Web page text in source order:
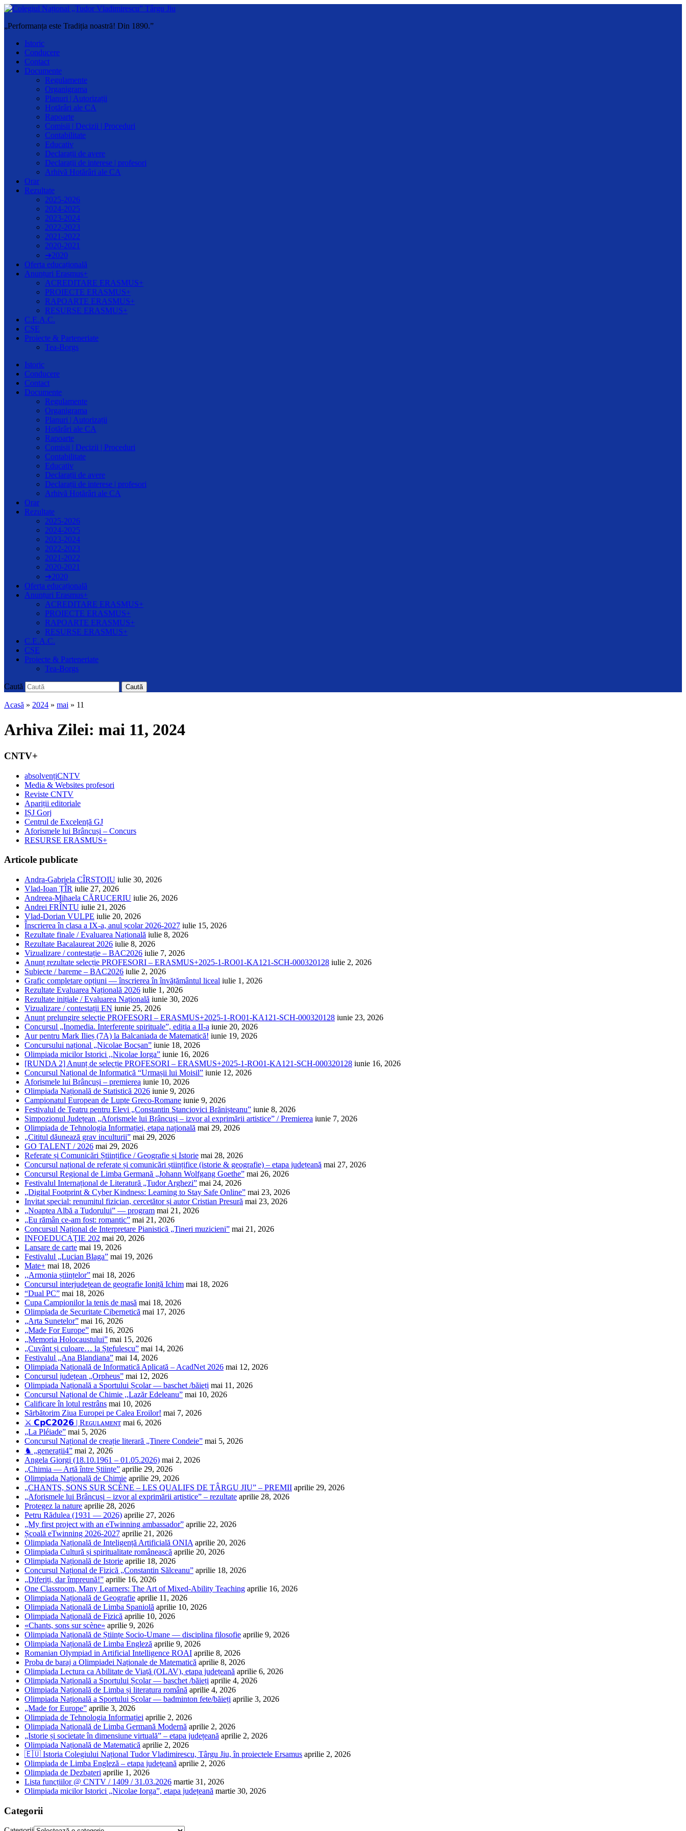
„Performanța este Tradiția noastră! Din 1890.”
Istoric
Conducere
Contact
Documente
Regulamente
Organigrama
Planuri | Autorizații
Hotărâri ale CA
Rapoarte
Comisii | Decizii | Proceduri
Contabilitate
Educativ
Declarații de avere
Declarații de interese | profesori
Arhivă Hotărâri ale CA
Orar
Rezultate
2025-2026
2024-2025
2023-2024
2022-2023
2021-2022
2020-2021
➔2020
Oferta educațională
Anunțuri Erasmus+
ACREDITARE ERASMUS+
PROIECTE ERASMUS+
RAPOARTE ERASMUS+
RESURSE ERASMUS+
C.E.A.C.
CȘE
Proiecte & Parteneriate
Tea-Borgs
Istoric
Conducere
Contact
Documente
Regulamente
Organigrama
Planuri | Autorizații
Hotărâri ale CA
Rapoarte
Comisii | Decizii | Proceduri
Contabilitate
Educativ
Declarații de avere
Declarații de interese | profesori
Arhivă Hotărâri ale CA
Orar
Rezultate
2025-2026
2024-2025
2023-2024
2022-2023
2021-2022
2020-2021
➔2020
Oferta educațională
Anunțuri Erasmus+
ACREDITARE ERASMUS+
PROIECTE ERASMUS+
RAPOARTE ERASMUS+
RESURSE ERASMUS+
C.E.A.C.
CȘE
Proiecte & Parteneriate
Tea-Borgs
Caută Caută
Acasă » 2024 » mai » 11
Arhiva Zilei: mai 11, 2024
CNTV+
absolvențiCNTV
Media & Websites profesori
Reviste CNTV
Apariții editoriale
IȘJ Gorj
Centrul de Excelență GJ
Aforismele lui Brâncuși – Concurs
RESURSE ERASMUS+
Articole publicate
Andra-Gabriela CÎRSTOIU iulie 30, 2026
Vlad-Ioan ȚÎR iulie 27, 2026
Andreea-Mihaela CĂRUCERIU iulie 26, 2026
Andrei FRÎNTU iulie 21, 2026
Vlad-Dorian VULPE iulie 20, 2026
Înscrierea în clasa a IX-a, anul școlar 2026-2027 iulie 15, 2026
Rezultate finale / Evaluarea Națională iulie 8, 2026
Rezultate Bacalaureat 2026 iulie 8, 2026
Vizualizare / contestație – BAC2026 iulie 7, 2026
Anunț rezultate selecție PROFESORI – ERASMUS+2025-1-RO01-KA121-SCH-000320128 iulie 2, 2026
Subiecte / bareme – BAC2026 iulie 2, 2026
Grafic completare opțiuni — înscrierea în învățământul liceal iulie 1, 2026
Rezultate Evaluarea Națională 2026 iulie 1, 2026
Rezultate inițiale / Evaluarea Națională iunie 30, 2026
Vizualizare / contestații EN iunie 25, 2026
Anunț prelungire selecție PROFESORI – ERASMUS+2025-1-RO01-KA121-SCH-000320128 iunie 23, 2026
Concursul „Inomedia. Interferențe spirituale”, ediția a II-a iunie 20, 2026
Aur pentru Mark Ilieș (7A) la Balcaniada de Matematică! iunie 19, 2026
Concursului național „Nicolae Bocșan” iunie 18, 2026
Olimpiada micilor Istorici ,,Nicolae Iorga” iunie 16, 2026
[RUNDA 2] Anunț de selecție PROFESORI – ERASMUS+2025-1-RO01-KA121-SCH-000320128 iunie 16, 2026
Concursul Național de Informatică “Urmașii lui Moisil” iunie 12, 2026
Aforismele lui Brâncuși – premierea iunie 10, 2026
Olimpiada Națională de Statistică 2026 iunie 9, 2026
Campionatul European de Lupte Greco-Romane iunie 9, 2026
Festivalul de Teatru pentru Elevi „Constantin Stanciovici Brănișteanu” iunie 8, 2026
Simpozionul Județean „Aforismele lui Brâncuși – izvor al exprimării artistice” / Premierea iunie 7, 2026
Olimpiada de Tehnologia Informației, etapa națională mai 29, 2026
„Cititul dăunează grav inculturii” mai 29, 2026
GO TALENT / 2026 mai 29, 2026
Referate și Comunicări Științifice / Geografie și Istorie mai 28, 2026
Concursul național de referate și comunicări științifice (istorie & geografie) – etapa județeană mai 27, 2026
Concursul Regional de Limba Germană „Johann Wolfgang Goethe” mai 26, 2026
Festivalul Internațional de Literatură „Tudor Arghezi” mai 24, 2026
„Digital Footprint & Cyber Kindness: Learning to Stay Safe Online” mai 23, 2026
Invitat special: renumitul fizician, cercetător și autor Cristian Presură mai 23, 2026
„Noaptea Albă a Tudorului” — program mai 21, 2026
„Eu rămân ce-am fost: romantic” mai 21, 2026
Concursul Național de Interpretare Pianistică „Tineri muzicieni” mai 21, 2026
INFOEDUCAȚIE 202 mai 20, 2026
Lansare de carte mai 19, 2026
Festivalul „Lucian Blaga” mai 19, 2026
Mate+ mai 18, 2026
,,Armonia științelor” mai 18, 2026
Concursul interjudețean de geografie Ioniță Ichim mai 18, 2026
“Dual PC” mai 18, 2026
Cupa Campionilor la tenis de masă mai 18, 2026
Olimpiada de Securitate Cibernetică mai 17, 2026
„Arta Sunetelor” mai 16, 2026
„Made For Europe” mai 16, 2026
„Memoria Holocaustului” mai 15, 2026
„Cuvânt și culoare… la Ștefulescu” mai 14, 2026
Festivalul „Ana Blandiana” mai 14, 2026
Olimpiada Națională de Informatică Aplicată – AcadNet 2026 mai 12, 2026
Concursul județean „Orpheus” mai 12, 2026
Olimpiada Națională a Sportului Școlar — baschet /băieți mai 11, 2026
Concursul Național de Chimie ,,Lazăr Edeleanu” mai 10, 2026
Calificare în lotul restrâns mai 10, 2026
Sărbătorim Ziua Europei pe Calea Eroilor! mai 7, 2026
⚔️ 𝗖𝗽𝗖𝟮𝟬𝟮𝟲 | Rᴇɢᴜʟᴀᴍᴇɴᴛ mai 6, 2026
„La Pléiade” mai 5, 2026
Concursul Național de creație literară „Tinere Condeie” mai 5, 2026
♞ „generații4” mai 2, 2026
Angela Giorgi (18.10.1961 – 01.05.2026) mai 2, 2026
„Chimia — Artă între Științe” aprilie 29, 2026
Olimpiada Națională de Chimie aprilie 29, 2026
„CHANTS, SONS SUR SCÈNE – LES QUALIFS DE TÂRGU JIU” – PREMII aprilie 29, 2026
„Aforismele lui Brâncuși – izvor al exprimării artistice” – rezultate aprilie 28, 2026
Protegez la nature aprilie 28, 2026
Petru Rădulea (1931 — 2026) aprilie 27, 2026
„My first project with an eTwinning ambassador” aprilie 22, 2026
Școală eTwinning 2026-2027 aprilie 21, 2026
Olimpiada Națională de Inteligență Artificială ONIA aprilie 20, 2026
Olimpiada Cultură și spiritualitate românească aprilie 20, 2026
Olimpiada Națională de Istorie aprilie 18, 2026
Concursul Național de Fizică „Constantin Sălceanu” aprilie 18, 2026
„Diferiți, dar împreună!” aprilie 16, 2026
One Classroom, Many Learners: The Art of Mixed-Ability Teaching aprilie 16, 2026
Olimpiada Națională de Geografie aprilie 11, 2026
Olimpiada Națională de Limba Spaniolă aprilie 10, 2026
Olimpiada Națională de Fizică aprilie 10, 2026
«Chants, sons sur scène» aprilie 9, 2026
Olimpiada Națională de Științe Socio-Umane — disciplina filosofie aprilie 9, 2026
Olimpiada Națională de Limba Engleză aprilie 9, 2026
Romanian Olympiad in Artificial Intelligence ROAI aprilie 8, 2026
Proba de baraj a Olimpiadei Naționale de Matematică aprilie 8, 2026
Olimpiada Lectura ca Abilitate de Viață (OLAV), etapa județeană aprilie 6, 2026
Olimpiada Națională a Sportului Școlar — baschet /băieți aprilie 4, 2026
Olimpiada Națională de Limba și literatura română aprilie 4, 2026
Olimpiada Națională a Sportului Școlar — badminton fete/băieți aprilie 3, 2026
„Made for Europe” aprilie 3, 2026
Olimpiada de Tehnologia Informației aprilie 2, 2026
Olimpiada Națională de Limba Germană Modernă aprilie 2, 2026
„Istorie și societate în dimensiune virtuală” – etapa județeană aprilie 2, 2026
Olimpiada Națională de Matematică aprilie 2, 2026
🇪🇺 Istoria Colegiului Național Tudor Vladimirescu, Târgu Jiu, în proiectele Ersamus aprilie 2, 2026
Olimpiada de Limba Engleză – etapa județeană aprilie 2, 2026
Olimpiada de Dezbateri aprilie 1, 2026
Lista funcțiilor @ CNTV / 1409 / 31.03.2026 martie 31, 2026
Olimpiada micilor Istorici „Nicolae Iorga”, etapa județeană martie 30, 2026
Categorii